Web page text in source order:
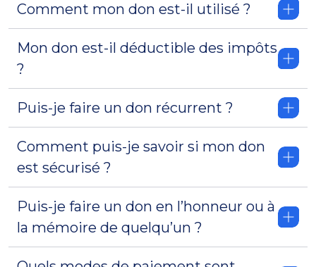
Comment mon don est-il utilisé ?
Mon don est-il déductible des impôts
?
Puis-je faire un don récurrent ?
Comment puis-je savoir si mon don
est sécurisé ?
Puis-je faire un don en l’honneur ou à
la mémoire de quelqu’un ?